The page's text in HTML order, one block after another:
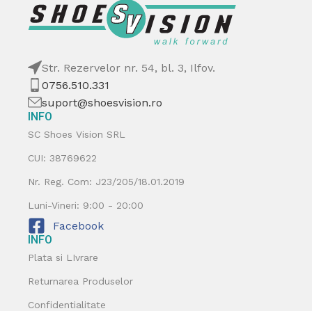
Str. Rezervelor nr. 54, bl. 3, Ilfov.
0756.510.331
suport@shoesvision.ro
INFO
SC Shoes Vision SRL
CUI: 38769622
Nr. Reg. Com: J23/205/18.01.2019
Luni-Vineri: 9:00 - 20:00
Facebook
INFO
Plata si LIvrare
Returnarea Produselor
Confidentialitate